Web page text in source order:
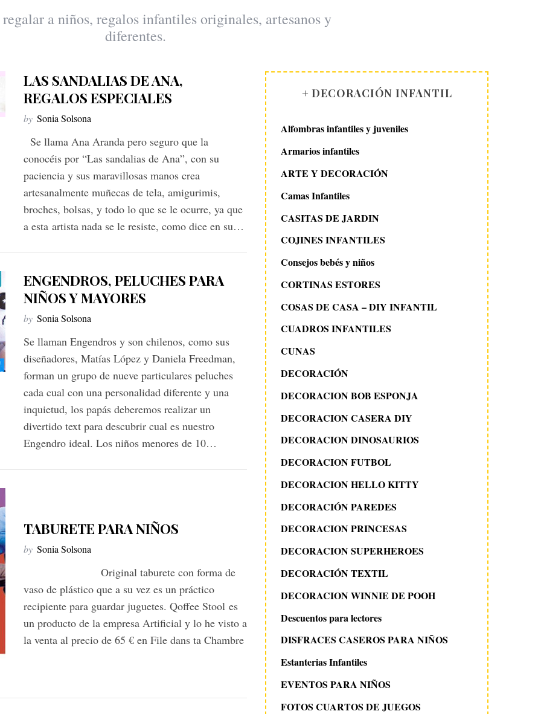
regalar a niños, regalos infantiles originales, artesanos y
diferentes.
LAS SANDALIAS DE ANA,
REGALOS ESPECIALES
by Sonia Solsona
Se llama Ana Aranda pero seguro que la
conocéis por “Las sandalias de Ana”, con su
paciencia y sus maravillosas manos crea
artesanalmente muñecas de tela, amigurimis,
broches, bolsas, y todo lo que se le ocurre, ya que
a esta artista nada se le resiste, como dice en su…
ENGENDROS, PELUCHES PARA
NIÑOS Y MAYORES
by Sonia Solsona
Se llaman Engendros y son chilenos, como sus
diseñadores, Matías López y Daniela Freedman,
forman un grupo de nueve particulares peluches
cada cual con una personalidad diferente y una
inquietud, los papás deberemos realizar un
divertido text para descubrir cual es nuestro
Engendro ideal. Los niños menores de 10…
TABURETE PARA NIÑOS
by Sonia Solsona
Original taburete con forma de
vaso de plástico que a su vez es un práctico
recipiente para guardar juguetes. Qoffee Stool es
un producto de la empresa Artificial y lo he visto a
la venta al precio de 65 € en File dans ta Chambre
+ DECORACIÓN INFANTIL
Alfombras infantiles y juveniles
Armarios infantiles
ARTE Y DECORACIÓN
Camas Infantiles
CASITAS DE JARDIN
COJINES INFANTILES
Consejos bebés y niños
CORTINAS ESTORES
COSAS DE CASA – DIY INFANTIL
CUADROS INFANTILES
CUNAS
DECORACIÓN
DECORACION BOB ESPONJA
DECORACION CASERA DIY
DECORACION DINOSAURIOS
DECORACION FUTBOL
DECORACION HELLO KITTY
DECORACIÓN PAREDES
DECORACION PRINCESAS
DECORACION SUPERHEROES
DECORACIÓN TEXTIL
DECORACION WINNIE DE POOH
Descuentos para lectores
DISFRACES CASEROS PARA NIÑOS
Estanterias Infantiles
EVENTOS PARA NIÑOS
FOTOS CUARTOS DE JUEGOS